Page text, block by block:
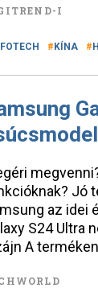
I
KÍNA
Jó
az idei
S24 Ultra
A